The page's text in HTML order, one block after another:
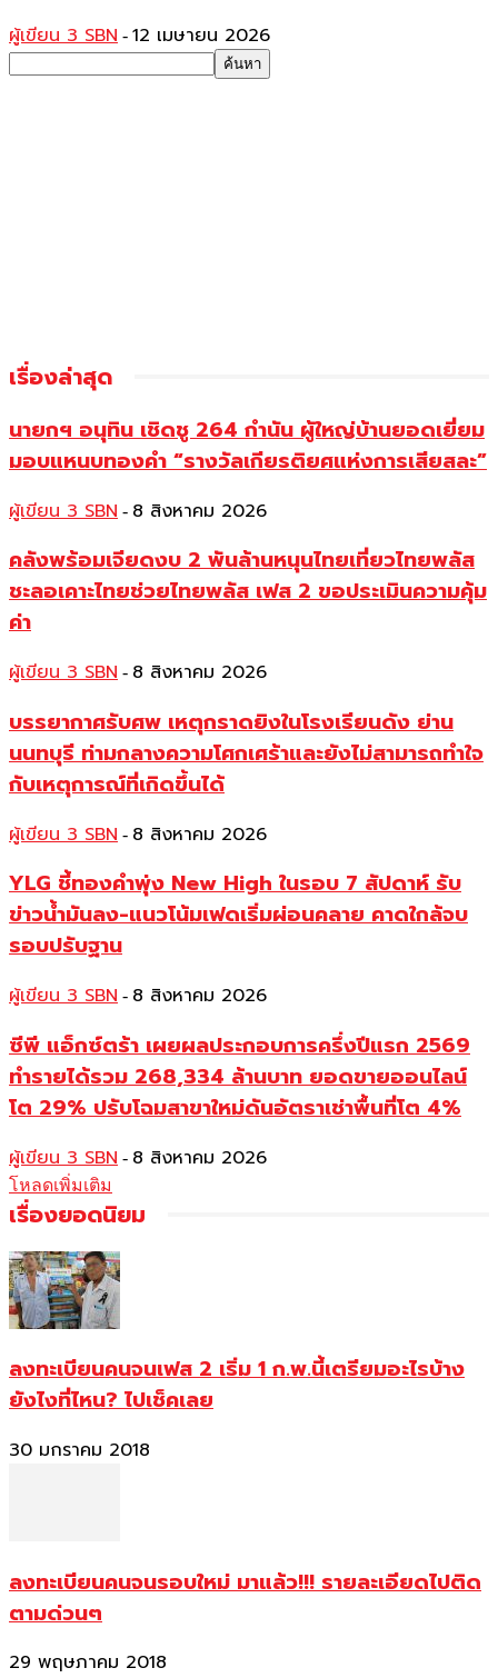
ผู้เขียน 3 SBN - 12 เมษายน 2026
เรื่องล่าสุด
นายกฯ อนุทิน เชิดชู 264 กำนัน ผู้ใหญ่บ้านยอดเยี่ยม
มอบแหนบทองคำ “รางวัลเกียรติยศแห่งการเสียสละ”
ผู้เขียน 3 SBN - 8 สิงหาคม 2026
คลังพร้อมเจียดงบ 2 พันล้านหนุนไทยเที่ยวไทยพลัส
ชะลอเคาะไทยช่วยไทยพลัส เฟส 2 ขอประเมินความคุ้ม
ค่า
ผู้เขียน 3 SBN - 8 สิงหาคม 2026
บรรยากาศรับศพ เหตุกราดยิงในโรงเรียนดัง ย่าน
นนทบุรี ท่ามกลางความโศกเศร้าและยังไม่สามารถทำใจ
กับเหตุการณ์ที่เกิดขึ้นได้
ผู้เขียน 3 SBN - 8 สิงหาคม 2026
YLG ชี้ทองคำพุ่ง New High ในรอบ 7 สัปดาห์ รับ
ข่าวน้ำมันลง-แนวโน้มเฟดเริ่มผ่อนคลาย คาดใกล้จบ
รอบปรับฐาน
ผู้เขียน 3 SBN - 8 สิงหาคม 2026
ซีพี แอ็กซ์ตร้า เผยผลประกอบการครึ่งปีแรก 2569
ทำรายได้รวม 268,334 ล้านบาท ยอดขายออนไลน์
โต 29% ปรับโฉมสาขาใหม่ดันอัตราเช่าพื้นที่โต 4%
ผู้เขียน 3 SBN - 8 สิงหาคม 2026
โหลดเพิ่มเติม
เรื่องยอดนิยม
ลงทะเบียนคนจนเฟส 2 เริ่ม 1 ก.พ.นี้เตรียมอะไรบ้าง
ยังไงที่ไหน? ไปเช็คเลย
30 มกราคม 2018
ลงทะเบียนคนจนรอบใหม่ มาแล้ว!!! รายละเอียดไปติด
ตามด่วนๆ
29 พฤษภาคม 2018